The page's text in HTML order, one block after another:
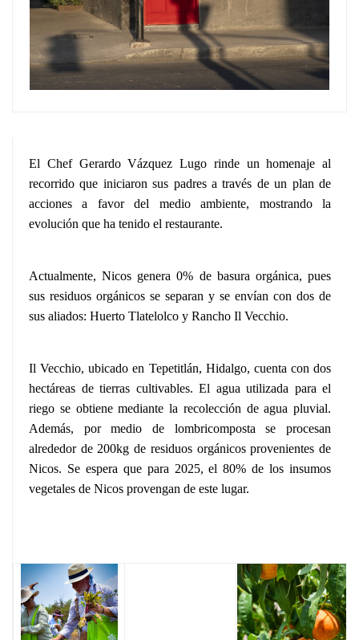
El Chef Gerardo Vázquez Lugo rinde un homenaje al
recorrido que iniciaron sus padres a través de un plan de
acciones a favor del medio ambiente, mostrando la
evolución que ha tenido el restaurante.
Actualmente, Nicos genera 0% de basura orgánica, pues
sus residuos orgánicos se separan y se envían con dos de
sus aliados: Huerto Tlatelolco y Rancho Il Vecchio.
Il Vecchio, ubicado en Tepetitlán, Hidalgo, cuenta con dos
hectáreas de tierras cultivables. El agua utilizada para el
riego se obtiene mediante la recolección de agua pluvial.
Además, por medio de lombricomposta se procesan
alrededor de 200kg de residuos orgánicos provenientes de
Nicos. Se espera que para 2025, el 80% de los insumos
vegetales de Nicos provengan de este lugar.